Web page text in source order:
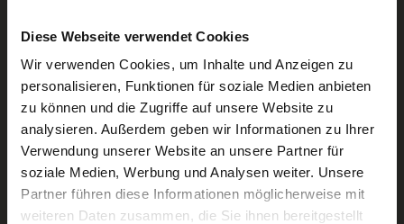
Diese Webseite verwendet Cookies
Wir verwenden Cookies, um Inhalte und Anzeigen zu
personalisieren, Funktionen für soziale Medien anbieten
zu können und die Zugriffe auf unsere Website zu
analysieren. Außerdem geben wir Informationen zu Ihrer
Verwendung unserer Website an unsere Partner für
soziale Medien, Werbung und Analysen weiter. Unsere
Partner führen diese Informationen möglicherweise mit
weiteren Daten zusammen, die Sie ihnen bereitgestellt